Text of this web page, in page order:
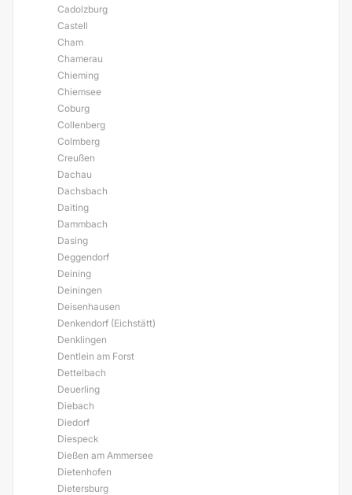
Cadolzburg
Castell
Cham
Chamerau
Chieming
Chiemsee
Coburg
Collenberg
Colmberg
Creußen
Dachau
Dachsbach
Daiting
Dammbach
Dasing
Deggendorf
Deining
Deiningen
Deisenhausen
Denkendorf (Eichstätt)
Denklingen
Dentlein am Forst
Dettelbach
Deuerling
Diebach
Diedorf
Diespeck
Dießen am Ammersee
Dietenhofen
Dietersburg